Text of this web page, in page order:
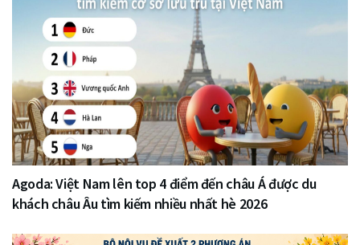
Agoda: Việt Nam lên top 4 điểm đến châu Á được du
khách châu Âu tìm kiếm nhiều nhất hè 2026